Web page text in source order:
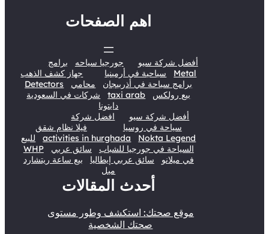
اهم الصفحات
أفضل شركة سيو جورجيا سياحه
برامج
سياحية في أرمينيا
جهاز كشف الذهب
Metal
Detectors
برامج سياحة في أذربيجان
محامي
شركات في السعودية
taxi arab
بيع رولكس
دايتونا
أفضل شركة سيو
افضل شركة
سياحة في روسيا
فيلا نظام شقق
للبيع
activities in hurghada
Nokta Legend
WHP
السياحة في جورجيا للشباب
سائق عربي
في ميلانو
سائق عربي إيطاليا
بيع ساعة ريتشارد
ميل
أحدث المقالات
موقع صحتك: استكشف وطور مستوى
صحتك الشخصية